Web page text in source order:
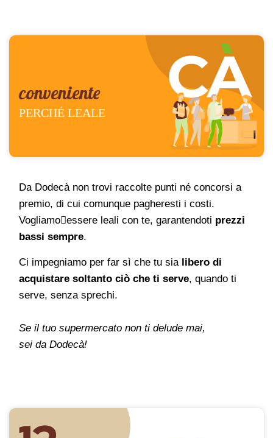
conveniente
PERCHÉ LEALE
Da Dodecà non trovi raccolte punti né concorsi a
premio, di cui comunque pagheresti i costi.
Vogliamo􀀠essere leali con te, garantendoti prezzi
bassi sempre.
Ci impegniamo per far sì che tu sia libero di
acquistare soltanto ciò che ti serve, quando ti
serve, senza sprechi.
Se il tuo supermercato non ti delude mai,
sei da Dodecà!